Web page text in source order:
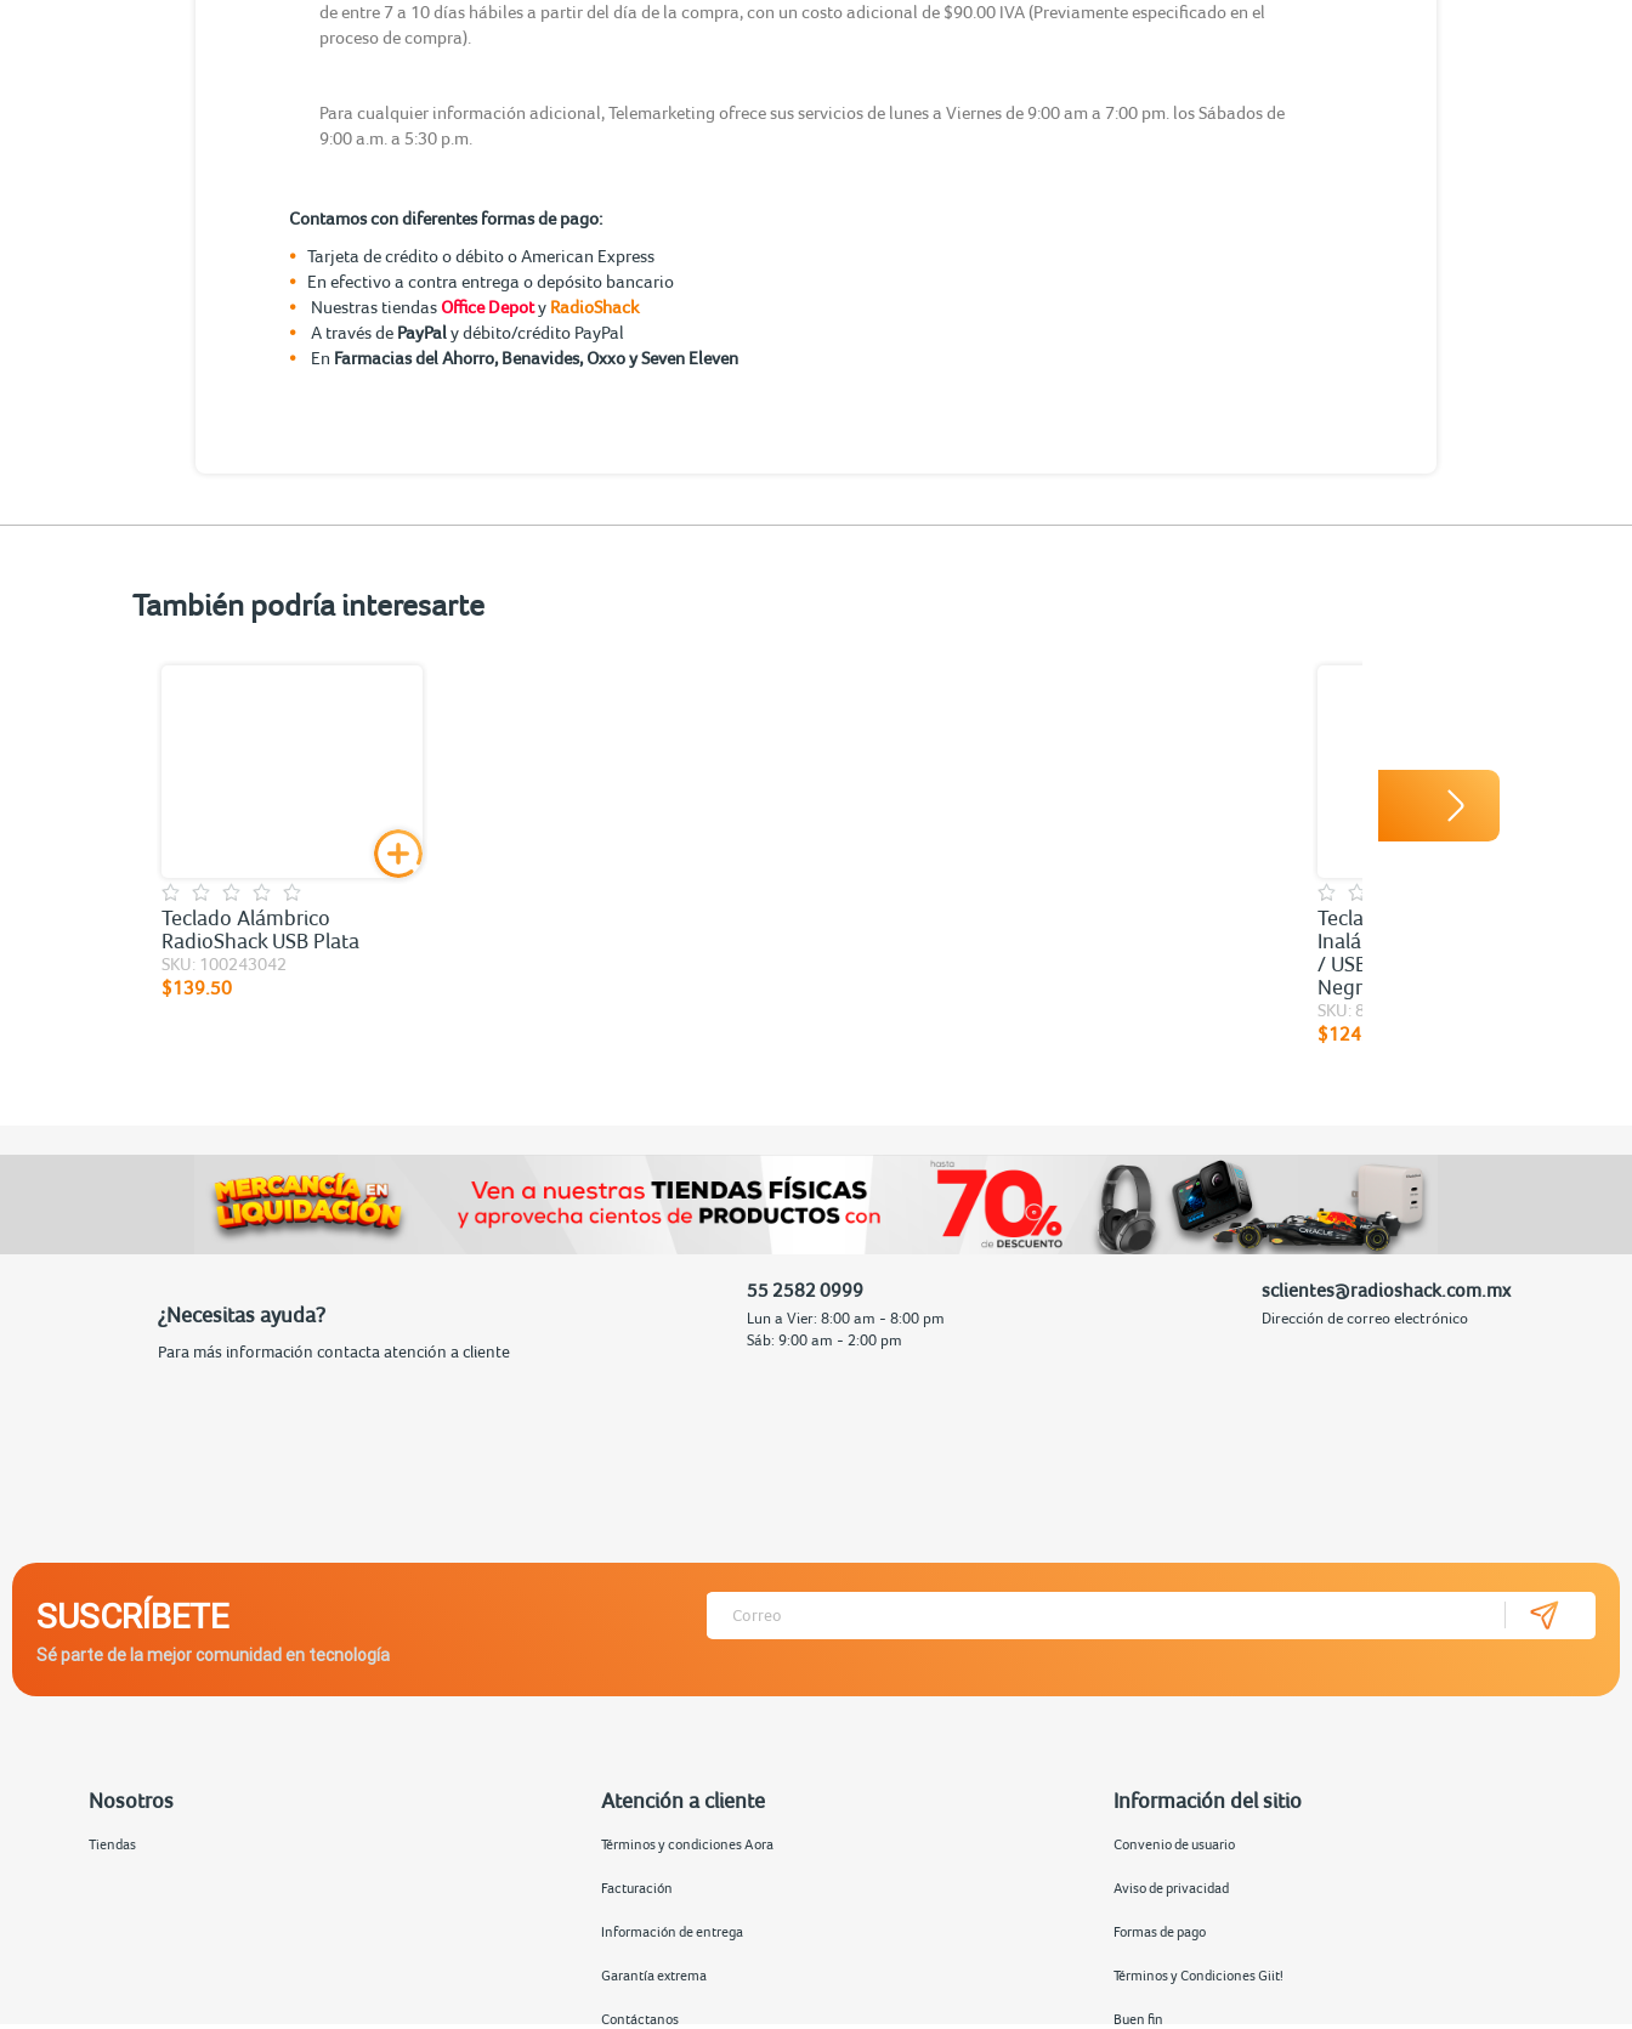
de entre 7 a 10 días hábiles a partir del día de la compra, con un costo adicional de $90.00 IVA (Previamente especificado en el
proceso de compra).
Para cualquier información adicional, Telemarketing ofrece sus servicios de lunes a Viernes de 9:00 am a 7:00 pm. los Sábados de
9:00 a.m. a 5:30 p.m.
Contamos con diferentes formas de pago:
Tarjeta de crédito o débito o American Express
En efectivo a contra entrega o depósito bancario
Nuestras tiendas Office Depoty RadioShack
A través de PayPaly débito/crédito PayPal
En Farmacias del Ahorro, Benavides, Oxxo y Seven Eleven
También podría interesarte
Teclado Alámbrico
RadioShack USB Plata
SKU: 100243042
$139.50
Teclado Númérico
Inalámbrico RadioShack
/ USB / 19 Teclas /
Negro
SKU: 80869
$124.50
¿Necesitas ayuda?
Para más información contacta atención a cliente
55 2582 0999
Lun a Vier: 8:00 am - 8:00 pm
Sáb: 9:00 am - 2:00 pm
sclientes@radioshack.com.mx
Dirección de correo electrónico
SUSCRÍBETE
Sé parte de la mejor comunidad en tecnología
Nosotros
Tiendas
Atención a cliente
Términos y condiciones Aora
Facturación
Información de entrega
Garantía extrema
Contáctanos
Información del sitio
Convenio de usuario
Aviso de privacidad
Formas de pago
Términos y Condiciones Giit!
Buen fin